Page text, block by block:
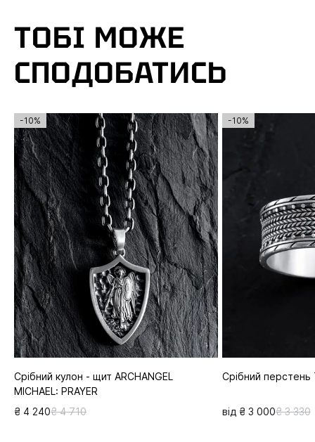
ТОБІ МОЖЕ
СПОДОБАТИСЬ
-10%
Срібний кулон - щит ARCHANGEL
MICHAEL: PRAYER
₴ 4 240₴ 4 710
-10%
Срібний перстень
від ₴ 3 000₴ 3 330